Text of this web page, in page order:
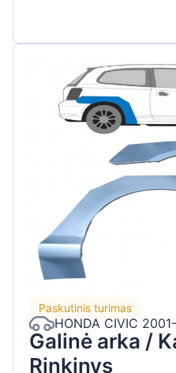
Paskutinis turimas
HONDA CIVIC
Galinė arka /
Rinkinys